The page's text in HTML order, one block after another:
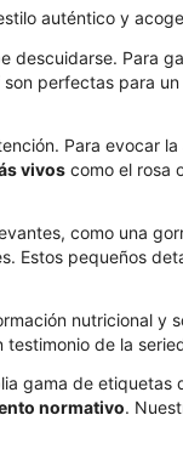
auténtico y
descuidarse. Para
perfectas para
Para evocar
vivos como el rosa
como una
Estos pequeños
nutricional y
de la
gama de
normativo.